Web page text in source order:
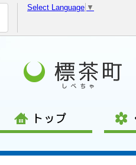
Select Language ▼